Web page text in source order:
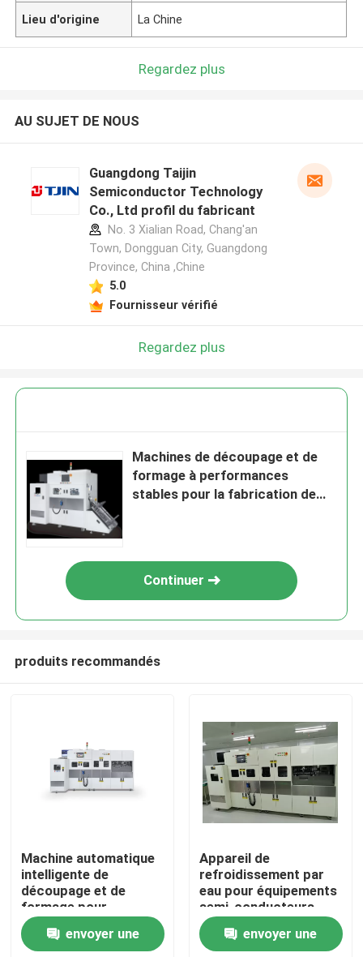
À la maison
Produits
Vidéos
Lieu d'origine La Chine
Regardez plus
AU SUJET DE NOUS
Guangdong Taijin
Semiconductor Technology
Co., Ltd profil du fabricant
No. 3 Xialian Road, Chang'an
Town, Dongguan City, Guangdong
Province, China ,Chine
5.0
Fournisseur vérifié
Regardez plus
Machines de découpage et de
formage à performances
stables pour la fabrication de
Continuer
produits recommandés
Machine automatique
intelligente de
découpage et de
formage pour
l'industrie des semi-
conducteursenvoyer une
Appareil de
refroidissement par
eau pour équipements
semi-conducteurs
envoyer une